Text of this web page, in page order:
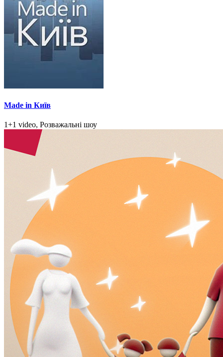
Made in Київ
1+1 video, Розважальні шоу